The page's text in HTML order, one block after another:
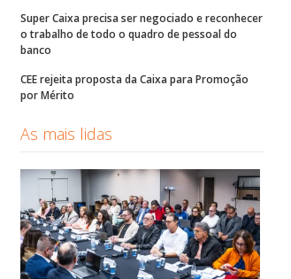
Super Caixa precisa ser negociado e reconhecer
o trabalho de todo o quadro de pessoal do
banco
CEE rejeita proposta da Caixa para Promoção
por Mérito
As mais lidas